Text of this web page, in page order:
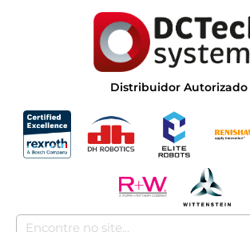
Distribuidor Autorizado